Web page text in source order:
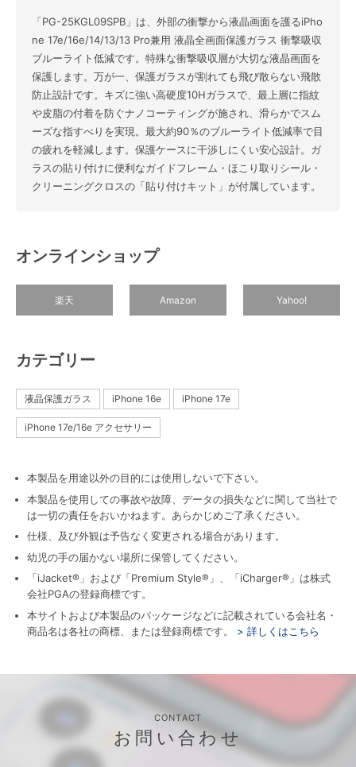
「PG-25KGL09SPB」は、外部の衝撃から液晶画面を護るiPho
ne 17e/16e/14/13/13 Pro兼用 液晶全画面保護ガラス 衝撃吸収
ブルーライト低減です。特殊な衝撃吸収層が大切な液晶画面を
保護します。万が一、保護ガラスが割れても飛び散らない飛散
防止設計です。キズに強い高硬度10Hガラスで、最上層に指紋
や皮脂の付着を防ぐナノコーティングが施され、滑らかでスム
ーズな指すべりを実現。最大約90％のブルーライト低減率で目
の疲れを軽減します。保護ケースに干渉しにくい安心設計。ガ
ラスの貼り付けに便利なガイドフレーム・ほこり取りシール・
クリーニングクロスの「貼り付けキット」が付属しています。
オンラインショップ
楽天 Amazon Yahoo!
カテゴリー
液晶保護ガラス iPhone 16e iPhone 17e
iPhone 17e/16e アクセサリー
本製品を用途以外の目的には使用しないで下さい。
本製品を使用しての事故や故障、データの損失などに関して当社で
は一切の責任をおいかねます。あらかじめご了承ください。
仕様、及び外観は予告なく変更される場合があります。
幼児の手の届かない場所に保管してください。
「iJacket®」および「Premium Style®」、「iCharger®」は株式
会社PGAの登録商標です。
本サイトおよび本製品のパッケージなどに記載されている会社名・
商品名は各社の商標、または登録商標です。
> 詳しくはこちら
CONTACT
お問い合わせ